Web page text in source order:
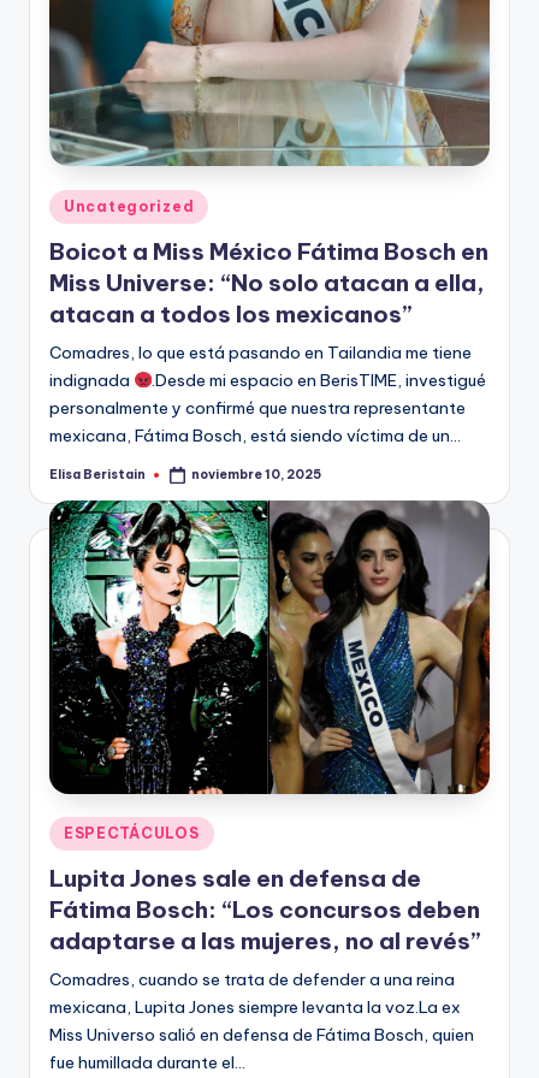
Publicado
en
Uncategorized
Boicot a Miss México Fátima Bosch en
Miss Universe: “No solo atacan a ella,
atacan a todos los mexicanos”
Comadres, lo que está pasando en Tailandia me tiene
indignada
.Desde mi espacio en BerisTIME, investigué
personalmente y confirmé que nuestra representante
mexicana, Fátima Bosch, está siendo víctima de un…
Publicado
Elisa Beristain noviembre 10, 2025
Publicado
en
ESPECTÁCULOS
Lupita Jones sale en defensa de
Fátima Bosch: “Los concursos deben
adaptarse a las mujeres, no al revés”
Comadres, cuando se trata de defender a una reina
mexicana, Lupita Jones siempre levanta la voz.La ex
Miss Universo salió en defensa de Fátima Bosch, quien
fue humillada durante el…